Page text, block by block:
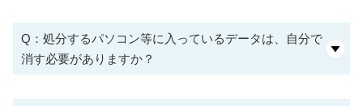
Q：処分するパソコン等に入っているデータは、自分で
消す必要がありますか？